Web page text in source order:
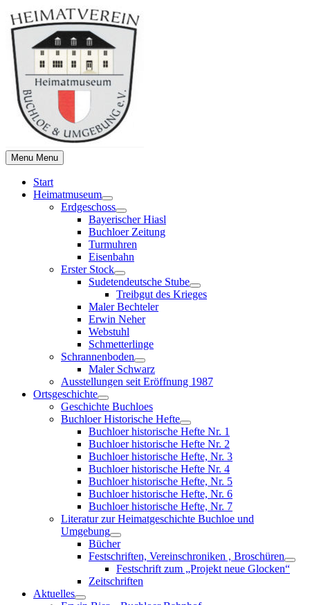
Skip
to
content
Menu Menu
Start
Heimatmuseum
Show
sub
menu
Erdgeschoss
Show
sub
menu
Bayerischer Hiasl
Buchloer Zeitung
Turmuhren
Eisenbahn
Erster Stock
Show
sub
menu
Sudetendeutsche Stube
Show
sub
Treibgut des Krieges
Maler Bechteler
Erwin Neher
Webstuhl
Schmetterlinge
Schrannenboden
Show
sub
menu
Maler Schwarz
Ausstellungen seit Eröffnung 1987
Ortsgeschichte
Show
sub
menu
Geschichte Buchloes
Buchloer Historische Hefte
Show
sub
menu
Buchloer historische Hefte Nr. 1
Buchloer historische Hefte Nr. 2
Buchloer historische Hefte, Nr. 3
Buchloer historische Hefte Nr. 4
Buchloer historische Hefte, Nr. 5
Buchloer historische Hefte, Nr. 6
Buchloer historische Hefte, Nr. 7
Literatur zur Heimatgeschichte Buchloe und
Umgebung
Show
sub
menu
Bücher
Festschriften, Vereinschroniken , Broschüren
sub
Festschrift zum „Projekt neue Glocken“
Zeitschriften
Aktuelles
Show